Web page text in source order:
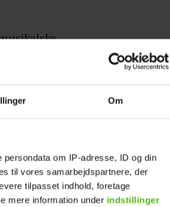
Om
om IP-adresse, ID og din
til vores samarbejdspartnere, der
tilpasset indhold, foretage
mere information under indstillinger